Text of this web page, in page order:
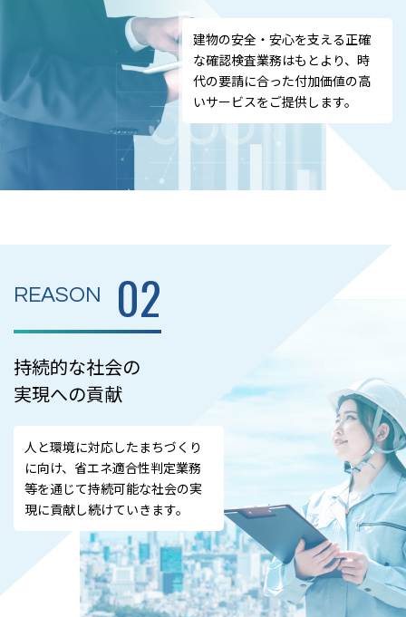
建物の安全・安心を支える正確
な確認検査業務はもとより、時
代の要請に合った付加価値の高
いサービスをご提供します。
REASON 02
持続的な社会の
実現への貢献
人と環境に対応したまちづくり
に向け、省エネ適合性判定業務
等を通じて持続可能な社会の実
現に貢献し続けていきます。